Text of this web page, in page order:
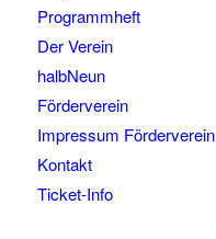
Programmheft
Der Verein
halbNeun
Förderverein
Impressum Förderverein
Kontakt
Ticket-Info